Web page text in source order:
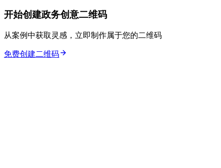
开始创建政务创意二维码
从案例中获取灵感，立即制作属于您的二维码
免费创建二维码